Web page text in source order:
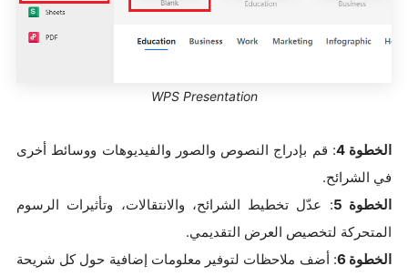
WPS Presentation
الخطوة 4 : قم بإدراج النصوص والصور والفيديوهات ووسائط أخرى
في الشرائح.
الخطوة 5
: عدّل تخطيط الشرائح، والانتقالات، وتأثيرات الرسوم
المتحركة لتخصيص العرض التقديمي.
الخطوة 6
: أضف ملاحظات لتوفير معلومات إضافية حول كل شريحة